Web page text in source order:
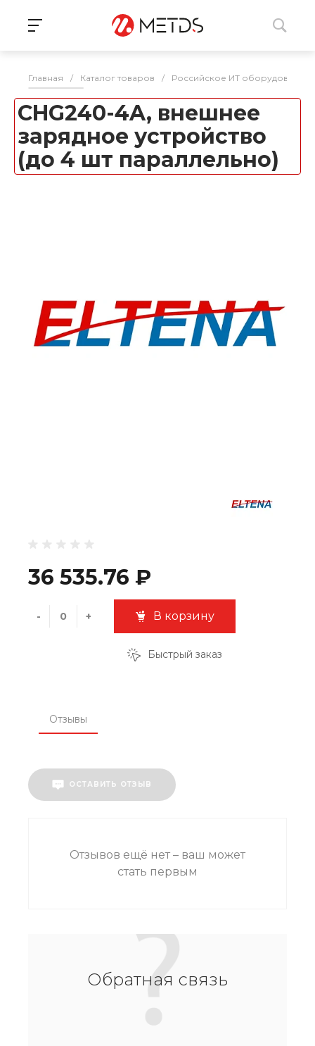
Главная / Каталог товаров / Российское ИТ оборудование
CHG240-4A, внешнее
зарядное устройство
(до 4 шт параллельно)
36 535.76 ₽
- + В корзину
Быстрый заказ
Отзывы
ОСТАВИТЬ ОТЗЫВ
Отзывов ещё нет – ваш может
стать первым
Обратная связь